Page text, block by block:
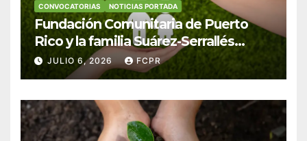
CONVOCATORIAS NOTICIAS PORTADA
Fundación Comunitaria de Puerto
Rico y la familia Suárez-Serrallés
anuncian convocatoria para
fortalecer hogares y albergues
JULIO 6, 2026 FCPR